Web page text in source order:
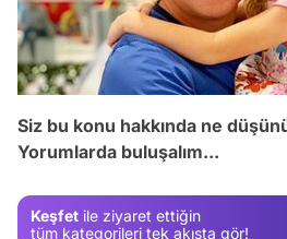
Siz bu konu hakkında ne
Yorumlarda buluşalım...
Keşfet ile ziyaret ettiğin
tüm kategorileri tek akışta gör!